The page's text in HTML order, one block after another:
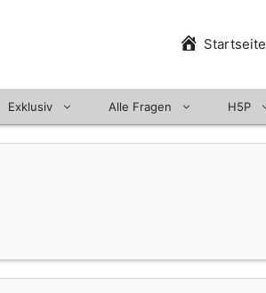
Startseite
Exklusiv Alle Fragen H5P